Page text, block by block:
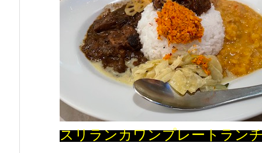
スリランカワンプレートラン